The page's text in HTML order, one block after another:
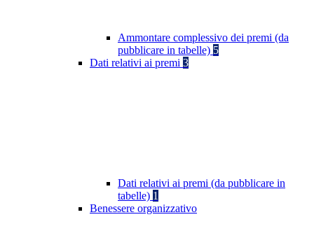
Ammontare complessivo dei premi (da
pubblicare in tabelle) 5
Dati relativi ai premi 3
Dati relativi ai premi (da pubblicare in
tabelle) 1
Benessere organizzativo